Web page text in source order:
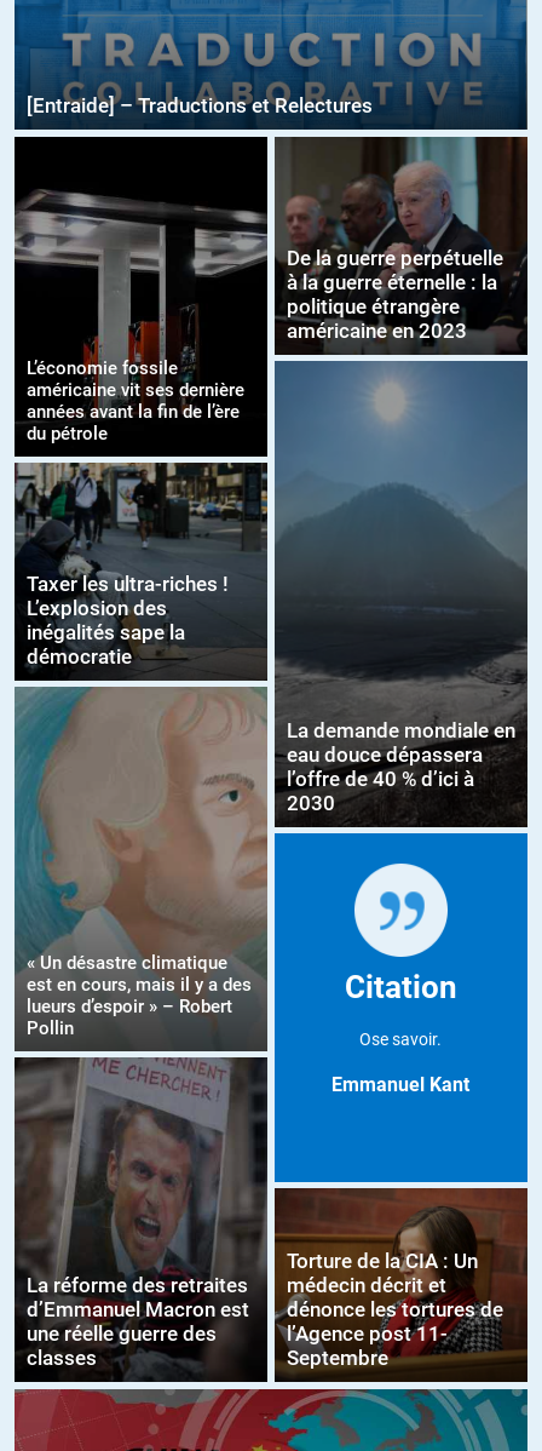
[Entraide] – Traductions et Relectures
L’économie fossile
américaine vit ses dernière
années avant la fin de l’ère
du pétrole
Taxer les ultra-riches !
L’explosion des
inégalités sape la
démocratie
« Un désastre climatique
est en cours, mais il y a des
lueurs d’espoir » – Robert
Pollin
La réforme des retraites
d’Emmanuel Macron est
une réelle guerre des
classes
De la guerre perpétuelle
à la guerre éternelle : la
politique étrangère
américaine en 2023
La demande mondiale en
eau douce dépassera
l’offre de 40 % d’ici à
2030
Citation
Ose savoir.
Emmanuel Kant
Torture de la CIA : Un
médecin décrit et
dénonce les tortures de
l’Agence post 11-
Septembre